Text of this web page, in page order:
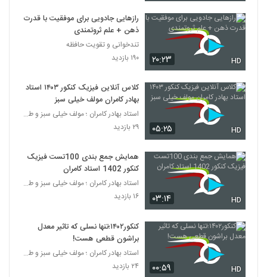
۲۰:۲۳ HD
رازهایی جادویی برای موفقیت با قدرت
ذهن + علم ثروتمندی
تندخوانی و تقویت حافظه
۱۹۰ بازدید
۰۵:۲۵ HD
کلاس آنلاین فیزیک کنکور ۱۴۰۳ استاد
بهادر کامران مولف خیلی سبز
استاد بهادر کامران ؛ مولف خیلی سبز و طراح قلم چی
۲۹ بازدید
۰۳:۱۴ HD
همایش جمع بندی 100تست فیزیک
کنکور 1402 استاد کامران
استاد بهادر کامران ؛ مولف خیلی سبز و طراح قلم چی
۱۶ بازدید
۰۰:۵۹ HD
کنکور۱۴۰۲؛تنها نسلی که تاثیر معدل
براشون قطعی هست!
استاد بهادر کامران ؛ مولف خیلی سبز و طراح قلم چی
۲۴ بازدید